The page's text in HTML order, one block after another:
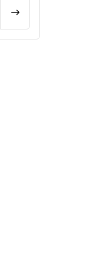
CALCULAR FRETE